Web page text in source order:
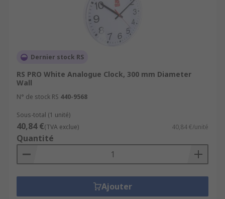
Dernier stock RS
RS PRO White Analogue Clock, 300 mm Diameter
Wall
N° de stock RS 440-9568
Sous-total (1 unité)
40,84 €(TVA exclue) 40,84 €/unité
Quantité
Ajouter